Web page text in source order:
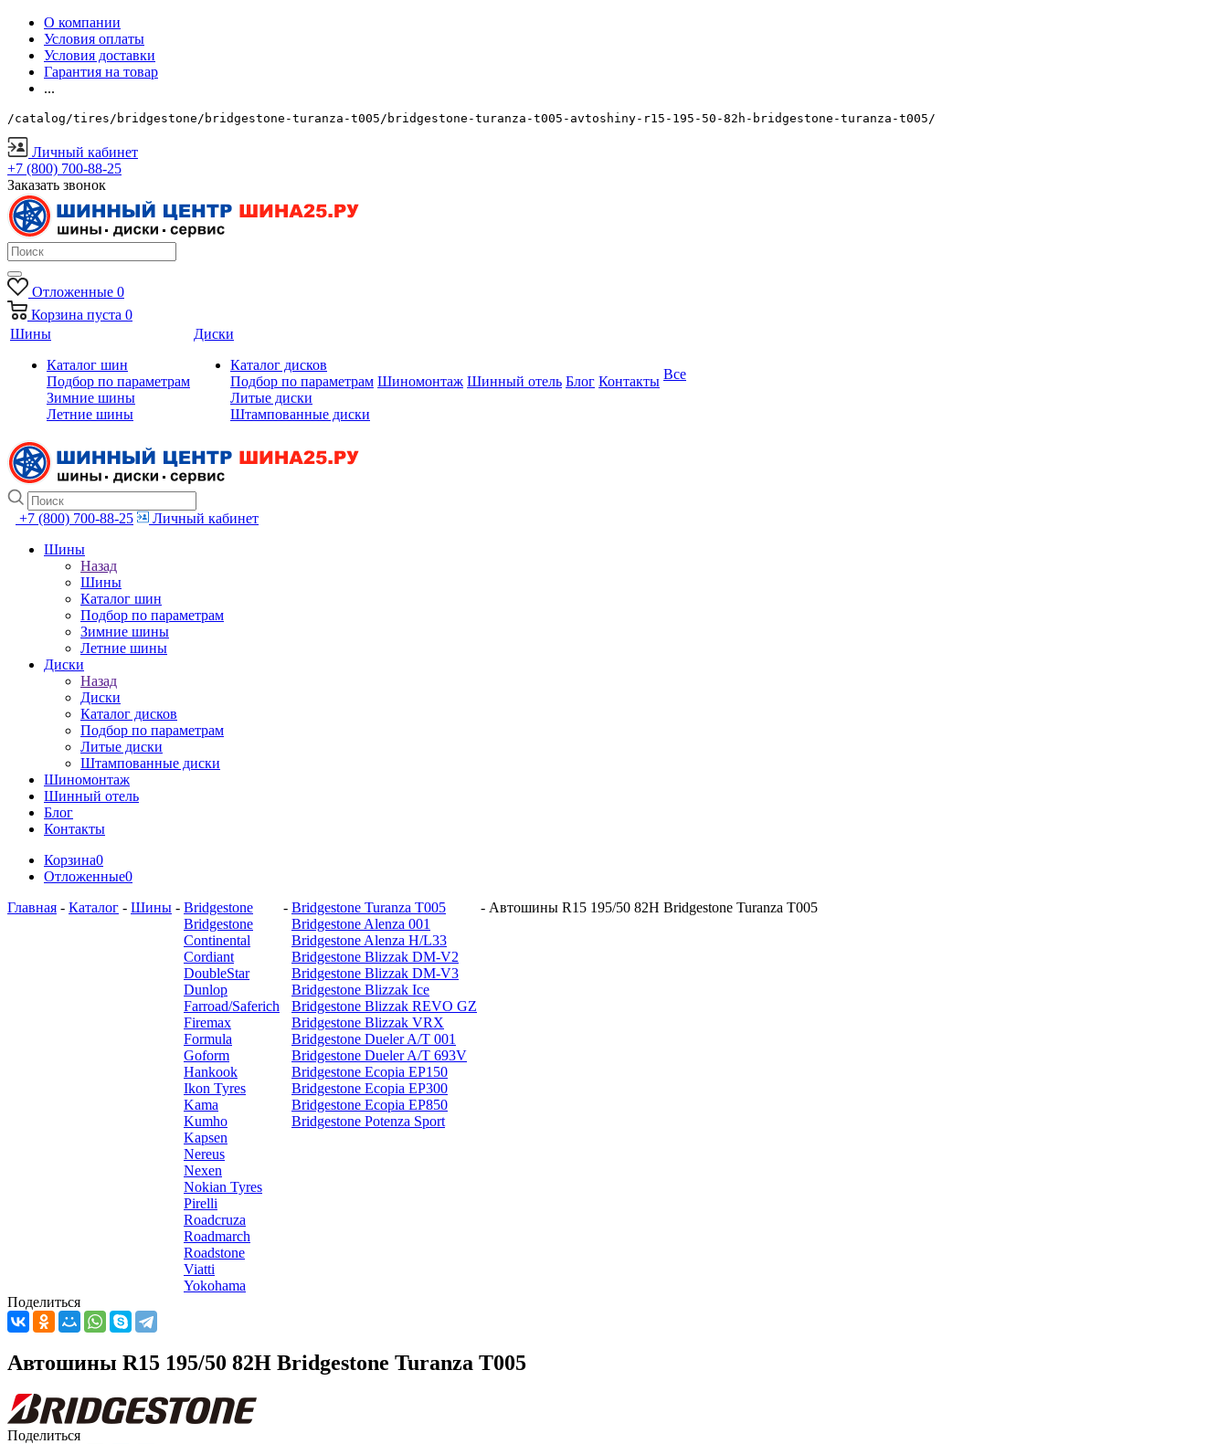
О компании
Условия оплаты
Условия доставки
Гарантия на товар
...
/catalog/tires/bridgestone/bridgestone-turanza-t005/bridgestone-turanza-t005-avtoshiny-r15-195-50-82h-bridgestone-turanza-t005/
Личный кабинет
+7 (800) 700-88-25
Заказать звонок
Отложенные 0
Корзина пуста 0
Шины
Каталог шин
Подбор по параметрам
Зимние шины
Летние шины
Диски
Каталог дисков
Подбор по параметрам
Литые диски
Штампованные диски
Шиномонтаж Шинный отель Блог Контакты Все
+7 (800) 700-88-25
Личный кабинет
Шины
Назад
Шины
Каталог шин
Подбор по параметрам
Зимние шины
Летние шины
Диски
Назад
Диски
Каталог дисков
Подбор по параметрам
Литые диски
Штампованные диски
Шиномонтаж
Шинный отель
Блог
Контакты
Корзина0
Отложенные0
Главная - Каталог - Шины - Bridgestone
Bridgestone
Continental
Cordiant
DoubleStar
Dunlop
Farroad/Saferich
Firemax
Formula
Goform
Hankook
Ikon Tyres
Kama
Kumho
Kapsen
Nereus
Nexen
Nokian Tyres
Pirelli
Roadcruza
Roadmarch
Roadstone
Viatti
Yokohama
- Bridgestone Turanza T005
Bridgestone Alenza 001
Bridgestone Alenza H/L33
Bridgestone Blizzak DM-V2
Bridgestone Blizzak DM-V3
Bridgestone Blizzak Ice
Bridgestone Blizzak REVO GZ
Bridgestone Blizzak VRX
Bridgestone Dueler A/T 001
Bridgestone Dueler A/T 693V
Bridgestone Ecopia EP150
Bridgestone Ecopia EP300
Bridgestone Ecopia EP850
Bridgestone Potenza Sport
- Автошины R15 195/50 82H Bridgestone Turanza T005
Поделиться
Автошины R15 195/50 82H Bridgestone Turanza T005
Поделиться